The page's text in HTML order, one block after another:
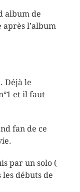
album de
l’album
Déjà le
et il faut
fan de ce
par un solo (
débuts de